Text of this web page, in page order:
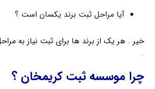
آیا مراحل ثبت برند یکسان است ؟
خیر . هر یک از برند ها برای ثبت نیاز به
.
چرا موسسه ثبت کریمخان ؟